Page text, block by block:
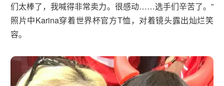
们太棒了，我喊得非常卖力。很感动……选手们辛苦了。”
照片中Karina穿着世界杯官方T恤，对着镜头露出灿烂笑
容。